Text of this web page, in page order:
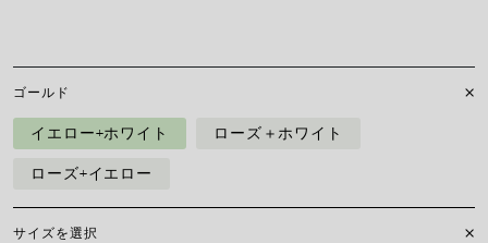
ゴールド
イエロー+ホワイト ローズ＋ホワイト
ローズ+イエロー
サイズを選択